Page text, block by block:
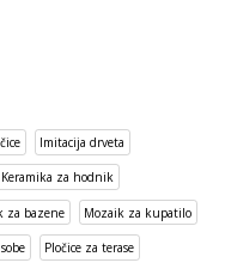
Imitacija drveta
Keramika za hodnik
za bazene Mozaik za kupatilo
Pločice za terase